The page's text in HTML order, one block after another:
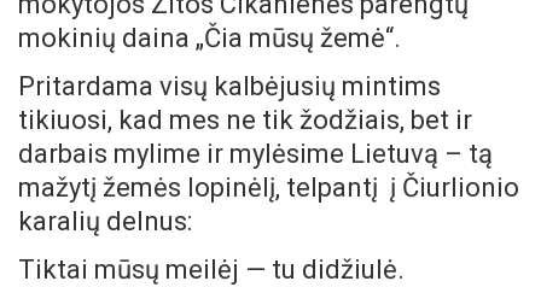
mokinių daina „Čia mūsų žemė“.
Pritardama visų kalbėjusių mintims
tikiuosi, kad mes ne tik žodžiais, bet ir
darbais mylime ir mylėsime Lietuvą – tą
mažytį žemės lopinėlį, telpantį į Čiurlionio
karalių delnus:
Tiktai mūsų meilėj — tu didžiulė.